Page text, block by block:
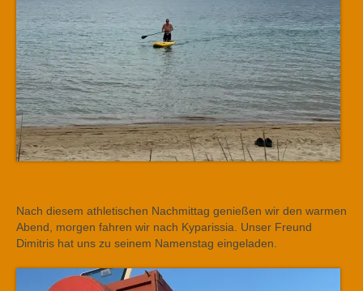
Nach diesem athletischen Nachmittag genießen wir den warmen
Abend, morgen fahren wir nach Kyparissia. Unser Freund
Dimitris hat uns zu seinem Namenstag eingeladen.